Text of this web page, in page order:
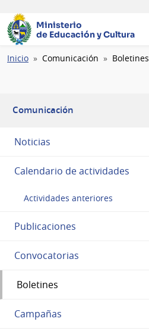
Ministerio
de Educación y Cultura
Ruta
Inicio Comunicación Boletines
Comunicación
Noticias
Calendario de actividades
Actividades anteriores
Publicaciones
Convocatorias
Boletines
Campañas